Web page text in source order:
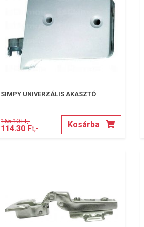
SIMPY UNIVERZÁLIS AKASZTÓ
165.10 Ft,-
114.30 Ft,- Kosárba